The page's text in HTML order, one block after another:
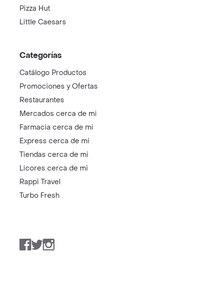
Pizza Hut
Little Caesars
Categorías
Catálogo Productos
Promociones y Ofertas
Restaurantes
Mercados cerca de mi
Farmacia cerca de mi
Express cerca de mi
Tiendas cerca de mi
Licores cerca de mi
Rappi Travel
Turbo Fresh
Facebook
TwitterInstagram